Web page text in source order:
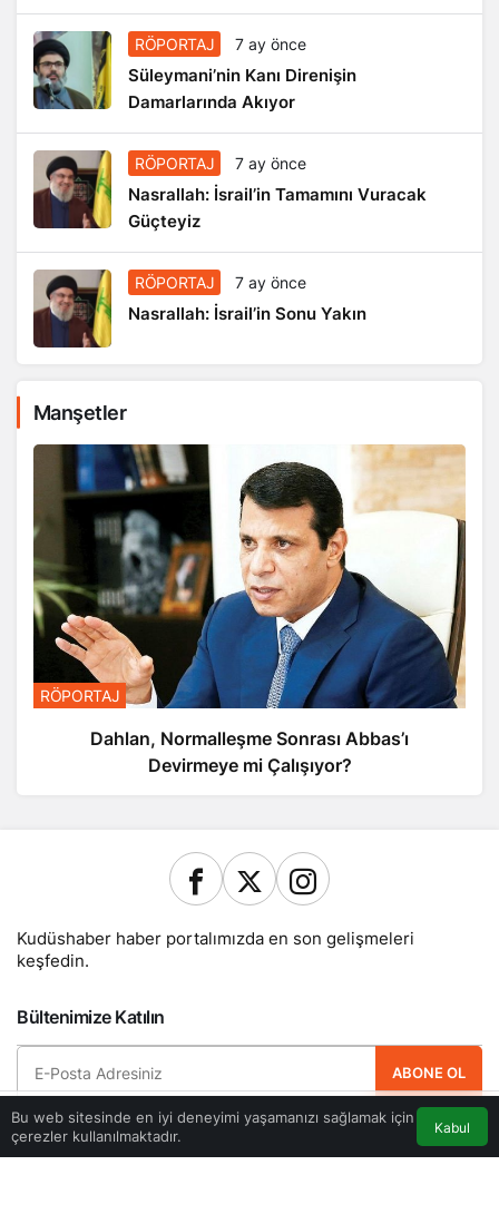
RÖPORTAJ 7 ay önce
Süleymani’nin Kanı Direnişin
Damarlarında Akıyor
RÖPORTAJ 7 ay önce
Nasrallah: İsrail’in Tamamını Vuracak
Güçteyiz
RÖPORTAJ 7 ay önce
Nasrallah: İsrail’in Sonu Yakın
Manşetler
RÖPORTAJ
Dahlan, Normalleşme Sonrası Abbas’ı
Devirmeye mi Çalışıyor?
Bu web sitesinde en iyi deneyimi yaşamanızı sağlamak için
çerezler kullanılmaktadır.
Kabul
Kudüshaber haber portalımızda en son gelişmeleri
keşfedin.
Bültenimize Katılın
ABONE OL
Hemen ücretsiz üye olun ve yeni güncellemelerden haberdar olan ilk kişi
olun.Anasayfa Akış Trafik